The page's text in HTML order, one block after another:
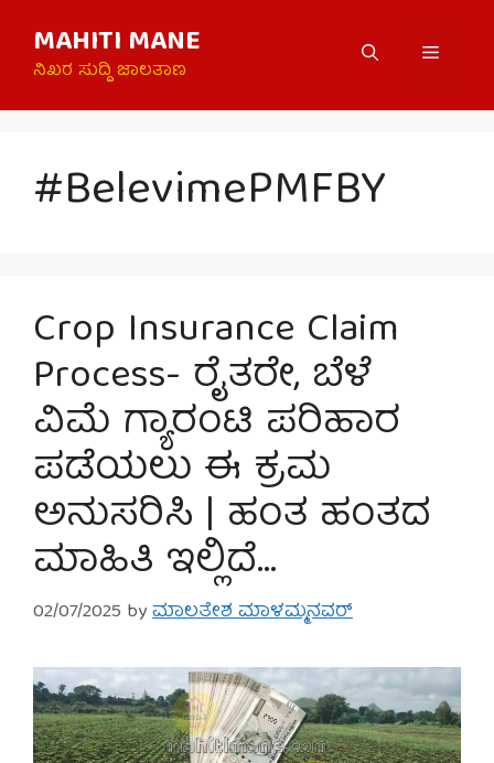
content
MAHITI MANE
ನಿಖರ ಸುದ್ದಿ ಜಾಲತಾಣ
Menu
#BelevimePMFBY
Crop Insurance Claim
Process- ರೈತರೇ, ಬೆಳೆ
ವಿಮೆ ಗ್ಯಾರಂಟಿ ಪರಿಹಾರ
ಪಡೆಯಲು ಈ ಕ್ರಮ
ಅನುಸರಿಸಿ | ಹಂತ ಹಂತದ
ಮಾಹಿತಿ ಇಲ್ಲಿದೆ…
02/07/2025 byಮಾಲತೇಶ ಮಾಳಮ್ಮನವರ್